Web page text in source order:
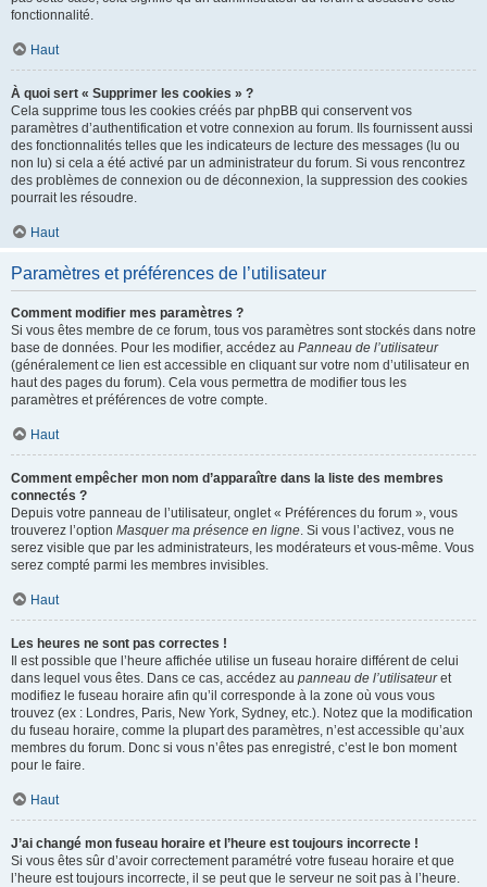
fonctionnalité.
Haut
À quoi sert « Supprimer les cookies » ?
Cela supprime tous les cookies créés par phpBB qui conservent vos
paramètres d’authentification et votre connexion au forum. Ils fournissent aussi
des fonctionnalités telles que les indicateurs de lecture des messages (lu ou
non lu) si cela a été activé par un administrateur du forum. Si vous rencontrez
des problèmes de connexion ou de déconnexion, la suppression des cookies
pourrait les résoudre.
Haut
Paramètres et préférences de l’utilisateur
Comment modifier mes paramètres ?
Si vous êtes membre de ce forum, tous vos paramètres sont stockés dans notre
base de données. Pour les modifier, accédez au Panneau de l’utilisateur
(généralement ce lien est accessible en cliquant sur votre nom d’utilisateur en
haut des pages du forum). Cela vous permettra de modifier tous les
paramètres et préférences de votre compte.
Haut
Comment empêcher mon nom d’apparaître dans la liste des membres
connectés ?
Depuis votre panneau de l’utilisateur, onglet « Préférences du forum », vous
trouverez l’option Masquer ma présence en ligne. Si vous l’activez, vous ne
serez visible que par les administrateurs, les modérateurs et vous-même. Vous
serez compté parmi les membres invisibles.
Haut
Les heures ne sont pas correctes !
Il est possible que l’heure affichée utilise un fuseau horaire différent de celui
dans lequel vous êtes. Dans ce cas, accédez au panneau de l’utilisateuret
modifiez le fuseau horaire afin qu’il corresponde à la zone où vous vous
trouvez (ex : Londres, Paris, New York, Sydney, etc.). Notez que la modification
du fuseau horaire, comme la plupart des paramètres, n’est accessible qu’aux
membres du forum. Donc si vous n’êtes pas enregistré, c’est le bon moment
pour le faire.
Haut
J’ai changé mon fuseau horaire et l’heure est toujours incorrecte !
Si vous êtes sûr d’avoir correctement paramétré votre fuseau horaire et que
l’heure est toujours incorrecte, il se peut que le serveur ne soit pas à l’heure.